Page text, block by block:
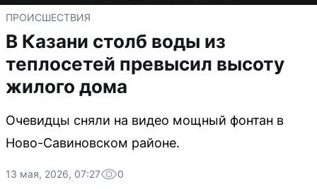
ПРОИСШЕСТВИЯ
В Казани столб воды из
теплосетей превысил высоту
жилого дома
Очевидцы сняли на видео мощный фонтан в
Ново-Савиновском районе.
13 мая, 2026, 07:27 0